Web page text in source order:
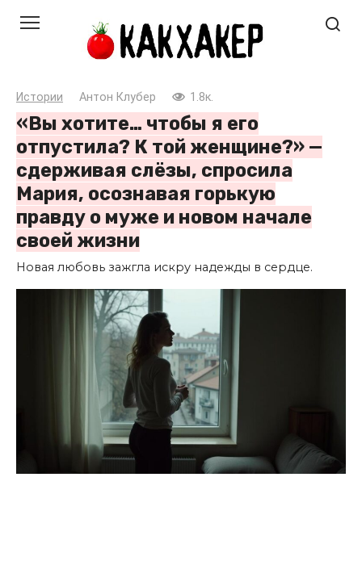
Истории Антон Клубер 1.8к.
«Вы хотите… чтобы я его
отпустила? К той женщине?» —
сдерживая слёзы, спросила
Мария, осознавая горькую
правду о муже и новом начале
своей жизни
Новая любовь зажгла искру надежды в сердце.